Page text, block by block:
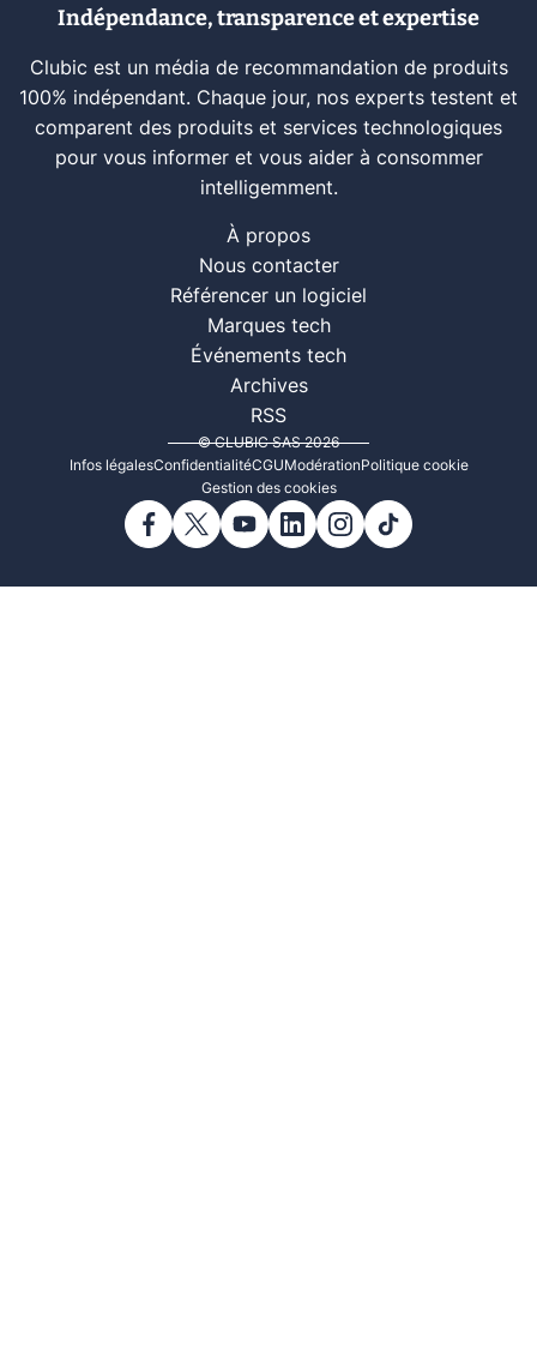
Indépendance, transparence et expertise
Clubic est un média de recommandation de produits
100% indépendant. Chaque jour, nos experts testent et
comparent des produits et services technologiques
pour vous informer et vous aider à consommer
intelligemment.
À propos
Nous contacter
Référencer un logiciel
Marques tech
Événements tech
Archives
RSS
© CLUBIC SAS 2026
Infos légalesConfidentialitéCGUModérationPolitique cookie
Gestion des cookies